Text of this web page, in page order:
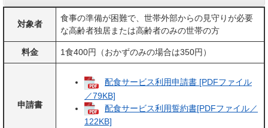
対象者
食事の準備が困難で、世帯外部からの見守りが必要
な高齢者独居または高齢者のみの世帯の方
料金 1食400円（おかずのみの場合は350円）
申請書
配食サービス利用申請書 [PDFファイル
／79KB]
配食サービス利用誓約書[PDFファイル／
122KB]